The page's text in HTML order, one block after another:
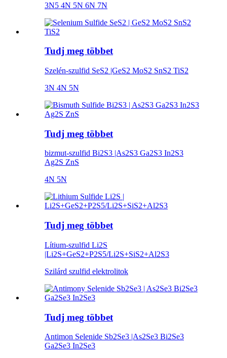
3N5 4N 5N 6N 7N
Tudj meg többet
Szelén-szulfid SeS2 |GeS2 MoS2 SnS2 TiS2
3N 4N 5N
Tudj meg többet
bizmut-szulfid Bi2S3 |As2S3 Ga2S3 In2S3
Ag2S ZnS
4N 5N
Tudj meg többet
Lítium-szulfid Li2S
|Li2S+GeS2+P2S5/Li2S+SiS2+Al2S3
Szilárd szulfid elektrolitok
Tudj meg többet
Antimon Selenide Sb2Se3 |As2Se3 Bi2Se3
Ga2Se3 In2Se3